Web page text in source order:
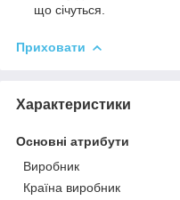
що січуться.
Приховати
Характеристики
Основні атрибути
Виробник
Країна виробник